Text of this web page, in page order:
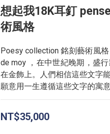
想起我18K耳釘
術風格
Poesy collection 銘刻藝術風
de moy ，在中世紀晚期，盛
在金飾上。人們相信這些文字
願意用一生遵循這些文字的寓意
NT$35,000